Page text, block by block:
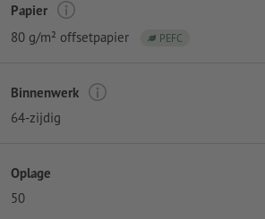
Papier
80 g/m² offsetpapier
PEFC
Binnenwerk
64-zijdig
Oplage
50